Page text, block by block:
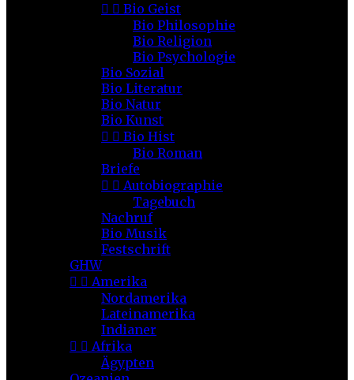
  Bio Geist
Bio Philosophie
Bio Religion
Bio Psychologie
Bio Sozial
Bio Literatur
Bio Natur
Bio Kunst
  Bio Hist
Bio Roman
Briefe
  Autobiographie
Tagebuch
Nachruf
Bio Musik
Festschrift
GHW
  Amerika
Nordamerika
Lateinamerika
Indianer
  Afrika
Ägypten